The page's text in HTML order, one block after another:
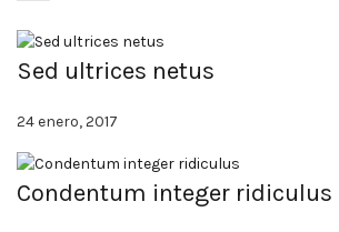
Sed ultrices netus
24 enero, 2017
Condentum integer ridiculus